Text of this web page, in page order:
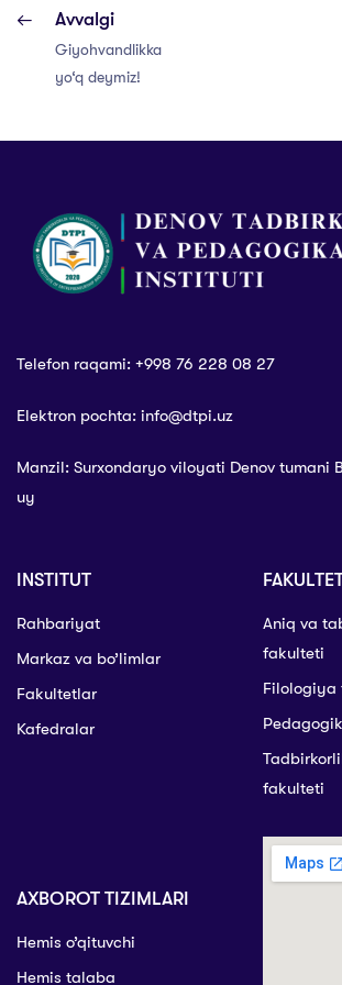
Avvalgi
Giyohvandlikka
yo‘q deymiz!
Telefon raqami: +998 76 228 08 27
Elektron pochta: info@dtpi.uz
Manzil: Surxondaryo viloyati Denov tumani
uy
INSTITUT
Rahbariyat
Markaz va bo’limlar
Fakultetlar
Kafedralar
Aniq va
fakulteti
Filologiya
fakulteti
AXBOROT TIZIMLARI
Hemis o’qituvchi
Hemis talaba